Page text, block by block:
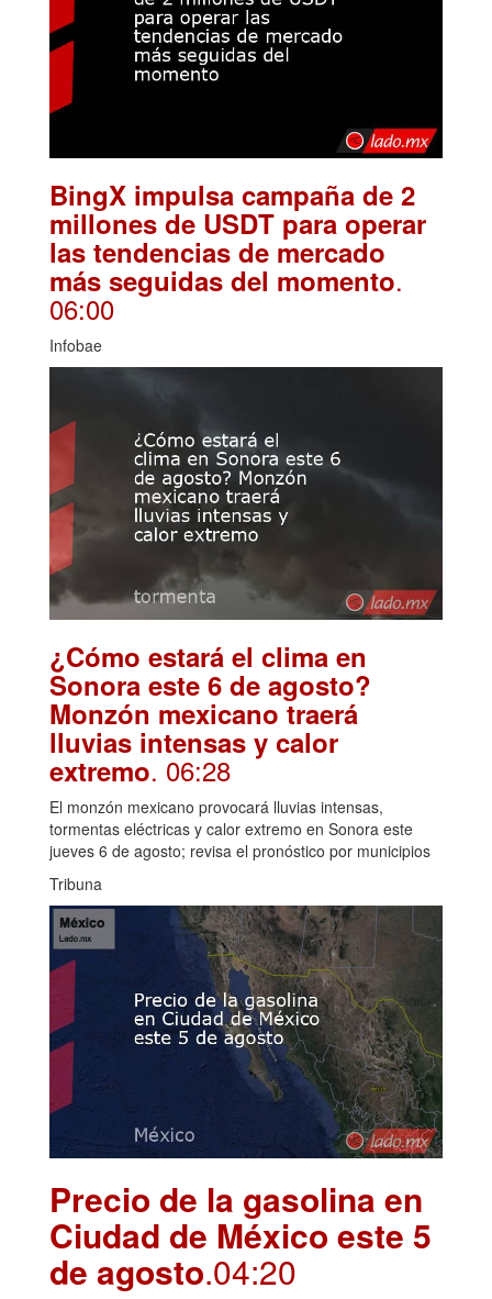
BingX impulsa campaña de 2
millones de USDT para operar
las tendencias de mercado
más seguidas del momento.
06:00
Infobae
¿Cómo estará el clima en
Sonora este 6 de agosto?
Monzón mexicano traerá
lluvias intensas y calor
extremo. 06:28
El monzón mexicano provocará lluvias intensas,
tormentas eléctricas y calor extremo en Sonora este
jueves 6 de agosto; revisa el pronóstico por municipios
Tribuna
Precio de la gasolina en
Ciudad de México este 5
de agosto.04:20